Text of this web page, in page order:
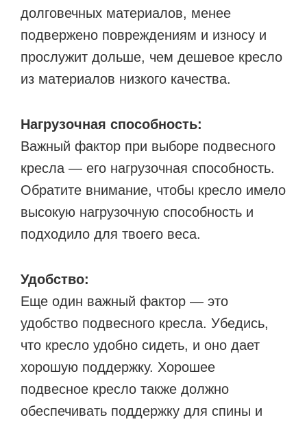
долговечных материалов, менее
подвержено повреждениям и износу и
прослужит дольше, чем дешевое кресло
из материалов низкого качества.
Нагрузочная способность:
Важный фактор при выборе подвесного
кресла — его нагрузочная способность.
Обратите внимание, чтобы кресло имело
высокую нагрузочную способность и
подходило для твоего веса.
Удобство:
Еще один важный фактор — это
удобство подвесного кресла. Убедись,
что кресло удобно сидеть, и оно дает
хорошую поддержку. Хорошее
подвесное кресло также должно
обеспечивать поддержку для спины и